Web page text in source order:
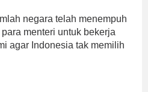
negara telah menempuh
menteri untuk bekerja
agar Indonesia tak memilih